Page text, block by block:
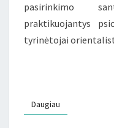
pasirinkimo
praktikuojantys
tyrinėtojai
Daugiau